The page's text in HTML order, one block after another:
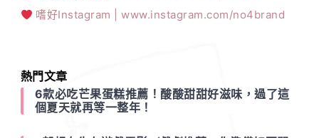
嗜好Instagram | www.instagram.com/no4brand
熱門文章
6款必吃芒果蛋糕推薦！酸酸甜甜好滋味，過了這
個夏天就再等一整年！